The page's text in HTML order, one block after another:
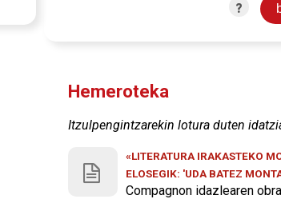
?
Hemeroteka
Itzulpengintzarekin lotura duten
«LITERATURA IRAKASTEKO
ELOSEGIK: 'UDA BATEZ
Compagnon idazlearen